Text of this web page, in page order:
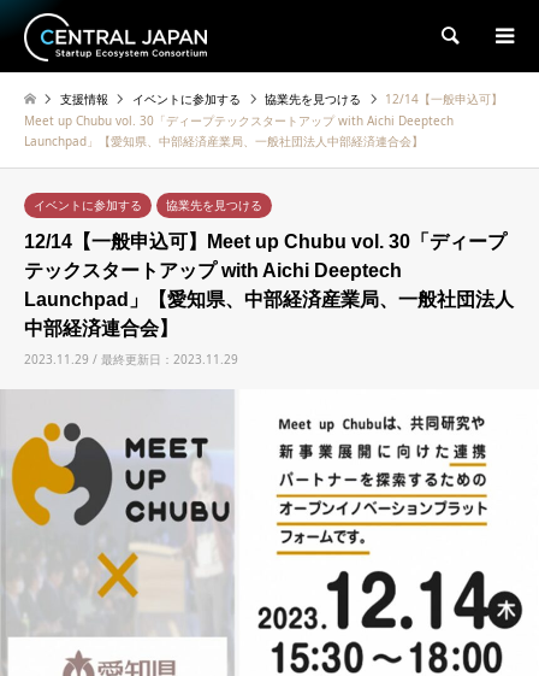
検索
支援情報 イベントに参加する 協業先を見つける
12/14【一般申込可】
Meet up Chubu vol. 30「ディープテックスタートアップ with Aichi Deeptech
Launchpad」【愛知県、中部経済産業局、一般社団法人中部経済連合会】
イベントに参加する 協業先を見つける
12/14【一般申込可】Meet up Chubu vol. 30「ディープ
テックスタートアップ with Aichi Deeptech
Launchpad」【愛知県、中部経済産業局、一般社団法人
中部経済連合会】
2023.11.29 / 最終更新日：2023.11.29